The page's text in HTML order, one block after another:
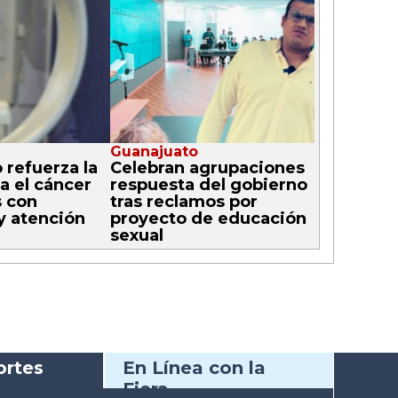
refuerza la
el cáncer
con
atención
Guanajuato
Celebran agrupaciones
respuesta del gobierno
tras reclamos por
proyecto de educación
sexual
En Línea con la
Fiera